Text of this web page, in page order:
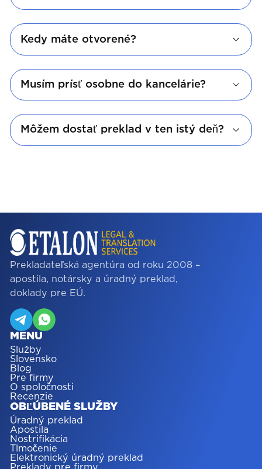
Kedy máte otvorené?
Musím prísť osobne do kancelárie?
Môžem dostať preklad v ten istý deň?
Prekladateľská agentúra od roku 2008 –
apostila, notársky a úradný preklad,
doklady pre EÚ.
MENU
Služby
Slovensko
Blog
Pre firmy
O spoločnosti
Recenzie
OBĽÚBENÉ SLUŽBY
Úradný preklad
Apostila
Nostrifikácia
Tlmočenie
Elektronický úradný preklad